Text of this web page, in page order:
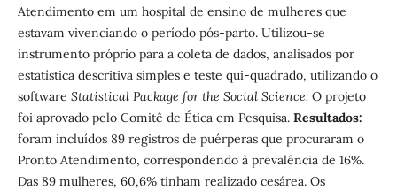
Atendimento em um hospital de ensino de mulheres que
estavam vivenciando o período pós-parto. Utilizou-se
instrumento próprio para a coleta de dados, analisados por
estatística descritiva simples e teste qui-quadrado, utilizando o
software Statistical Package for the Social Science. O projeto
foi aprovado pelo Comitê de Ética em Pesquisa. Resultados:
foram incluídos 89 registros de puérperas que procuraram o
Pronto Atendimento, correspondendo à prevalência de 16%.
Das 89 mulheres, 60,6% tinham realizado cesárea. Os